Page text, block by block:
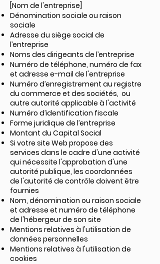
[Nom de l'entreprise]
Dénomination sociale ou raison
sociale
Adresse du siège social de
l’entreprise
Noms des dirigeants de l’entreprise
Numéro de téléphone, numéro de fax
et adresse e-mail de l'entreprise
Numéro d’enregistrement au registre
du commerce et des sociétés, ou
autre autorité applicable à l'activité
Numéro d’identification fiscale
Forme juridique de l’entreprise
Montant du Capital Social
Si votre site Web propose des
services dans le cadre d'une activité
qui nécessite l'approbation d'une
autorité publique, les coordonnées
de l'autorité de contrôle doivent être
fournies
Nom, dénomination ou raison sociale
et adresse et numéro de téléphone
de l'hébergeur de son site
Mentions relatives à l'utilisation de
données personnelles
Mentions relatives à l'utilisation de
cookies